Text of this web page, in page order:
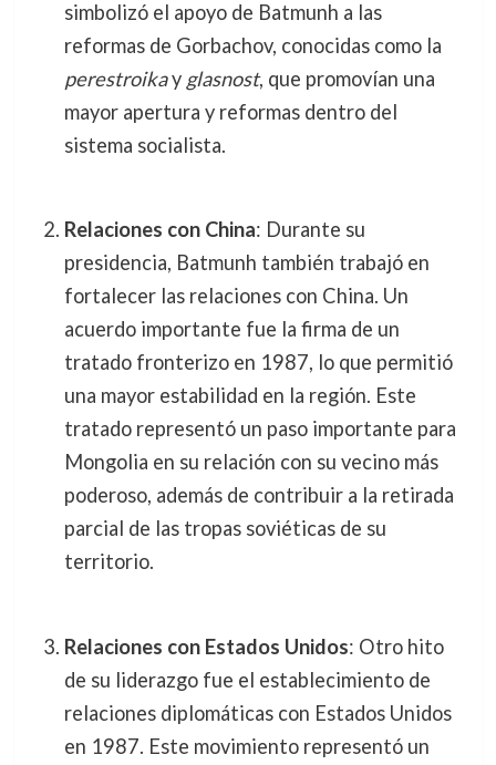
simbolizó el apoyo de Batmunh a las
reformas de Gorbachov, conocidas como la
perestroikay glasnost, que promovían una
mayor apertura y reformas dentro del
sistema socialista.
Relaciones con China: Durante su
presidencia, Batmunh también trabajó en
fortalecer las relaciones con China. Un
acuerdo importante fue la firma de un
tratado fronterizo en 1987, lo que permitió
una mayor estabilidad en la región. Este
tratado representó un paso importante para
Mongolia en su relación con su vecino más
poderoso, además de contribuir a la retirada
parcial de las tropas soviéticas de su
territorio.
Relaciones con Estados Unidos: Otro hito
de su liderazgo fue el establecimiento de
relaciones diplomáticas con Estados Unidos
en 1987. Este movimiento representó un